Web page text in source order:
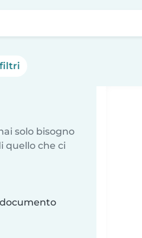
solo bisogno
quello che ci